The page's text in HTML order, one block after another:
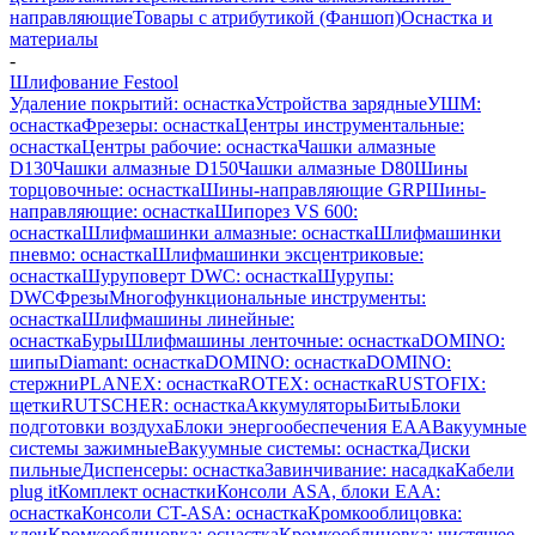
направляющиеТовары с атрибутикой (Фаншоп)Оснастка и
материалы
-
Шлифование Festool
Удаление покрытий: оснасткаУстройства зарядныеУШМ:
оснасткаФрезеры: оснасткаЦентры инструментальные:
оснасткаЦентры рабочие: оснасткаЧашки алмазные
D130Чашки алмазные D150Чашки алмазные D80Шины
торцовочные: оснасткаШины-направляющие GRPШины-
направляющие: оснасткаШипорез VS 600:
оснасткаШлифмашинки алмазные: оснасткаШлифмашинки
пневмо: оснасткаШлифмашинки эксцентриковые:
оснасткаШуруповерт DWC: оснасткаШурупы:
DWCФрезыМногофункциональные инструменты:
оснасткаШлифмашины линейные:
оснасткаБурыШлифмашины ленточные: оснасткаDOMINO:
шипыDiamant: оснасткаDOMINO: оснасткаDOMINO:
стержниPLANEX: оснасткаROTEX: оснасткаRUSTOFIX:
щеткиRUTSCHER: оснасткаАккумуляторыБитыБлоки
подготовки воздухаБлоки энергообеспечения EAAВакуумные
системы зажимныеВакуумные системы: оснасткаДиски
пильныеДиспенсеры: оснасткаЗавинчивание: насадкаКабели
plug itКомплект оснасткиКонсоли ASA, блоки EAA:
оснасткаКонсоли CT-ASA: оснасткаКромкооблицовка: